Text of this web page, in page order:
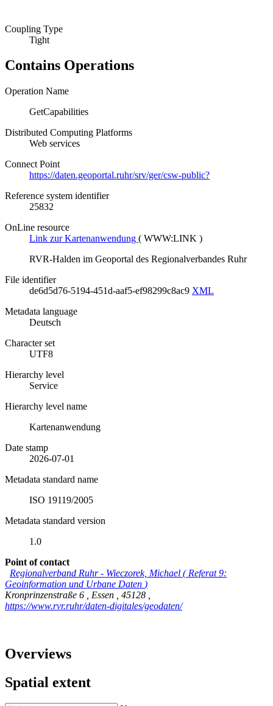
Coupling Type
Tight
Contains Operations
Operation Name
GetCapabilities
Distributed Computing Platforms
Web services
Connect Point
https://daten.geoportal.ruhr/srv/ger/csw-public?
Reference system identifier
25832
OnLine resource
Link zur Kartenanwendung ( WWW:LINK )
RVR-Halden im Geoportal des Regionalverbandes Ruhr
File identifier
de6d5d76-5194-451d-aaf5-ef98299c8ac9 XML
Metadata language
Deutsch
Character set
UTF8
Hierarchy level
Service
Hierarchy level name
Kartenanwendung
Date stamp
2026-07-01
Metadata standard name
ISO 19119/2005
Metadata standard version
1.0
Point of contact
Regionalverband Ruhr- Wieczorek, Michael ( Referat 9:
Geoinformation und Urbane Daten )
Kronprinzenstraße 6
Essen 45128
https://www.rvr.ruhr/daten-digitales/geodaten/
Overviews
Spatial extent